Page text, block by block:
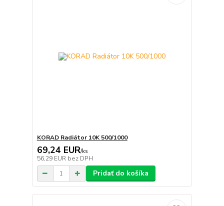
KORAD Radiátor 10K 500/1000
69,24 EUR/ks
56,29 EUR bez DPH
Pridať do košíka